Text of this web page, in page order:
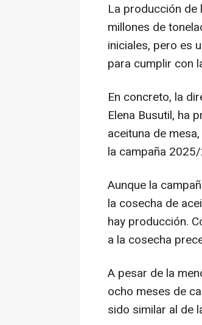
La producción de
millones de
iniciales, pero es
para cumplir con
En concreto, la
Elena Busutil, ha
aceituna de
la campaña
Aunque la
la cosecha de
hay producción.
a la cosecha
A pesar de la
ocho meses de
sido similar al de